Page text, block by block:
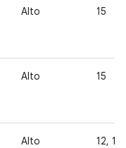
Alto 15
Alto 15
Alto
12,